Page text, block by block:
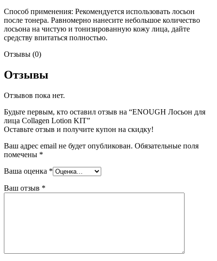
Способ применения: Рекомендуется использовать лосьон
после тонера. Равномерно нанесите небольшое количество
лосьона на чистую и тонизированную кожу лица, дайте
средству впитаться полностью.
Отзывы (0)
Отзывы
Отзывов пока нет.
Будьте первым, кто оставил отзыв на “ENOUGH Лосьон для
лица Collagen Lotion KIT”
Оставьте отзыв и получите купон на скидку!
Ваш адрес email не будет опубликован. Обязательные поля
помечены *
Ваша оценка *
Ваш отзыв *